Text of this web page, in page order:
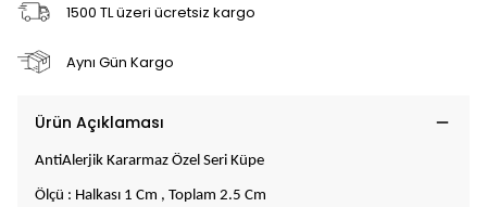
1500 TL üzeri ücretsiz kargo
Aynı Gün Kargo
Ürün Açıklaması
AntiAlerjik Kararmaz Özel Seri Küpe
Ölçü : Halkası 1 Cm , Toplam 2.5 Cm